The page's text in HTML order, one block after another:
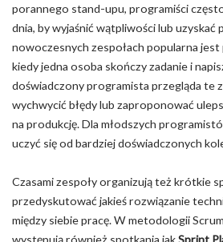
porannego stand-upu, programiści
dnia, by wyjaśnić wątpliwości lub uzyskać
nowoczesnych zespołach popularna jest
kiedy jedna osoba skończy zadanie i
doświadczony programista przegląda te
wychwycić błędy lub zaproponować
na produkcję. Dla młodszych
uczyć się od bardziej doświadczonych
Czasami zespoły organizują też krótkie
przedyskutować jakieś rozwiązanie
między siebie pracę. W metodologii